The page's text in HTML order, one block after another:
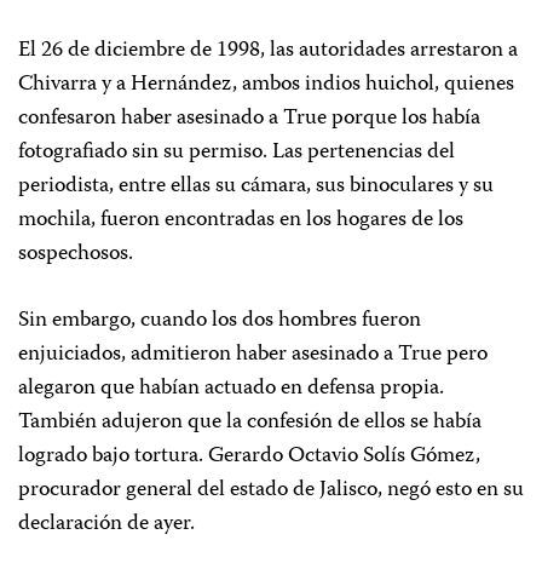
El 26 de diciembre de 1998, las autoridades arrestaron a
Chivarra y a Hernández, ambos indios huichol, quienes
confesaron haber asesinado a True porque los había
fotografiado sin su permiso. Las pertenencias del
periodista, entre ellas su cámara, sus binoculares y su
mochila, fueron encontradas en los hogares de los
sospechosos.
Sin embargo, cuando los dos hombres fueron
enjuiciados, admitieron haber asesinado a True pero
alegaron que habían actuado en defensa propia.
También adujeron que la confesión de ellos se había
logrado bajo tortura. Gerardo Octavio Solís Gómez,
procurador general del estado de Jalisco, negó esto en su
declaración de ayer.